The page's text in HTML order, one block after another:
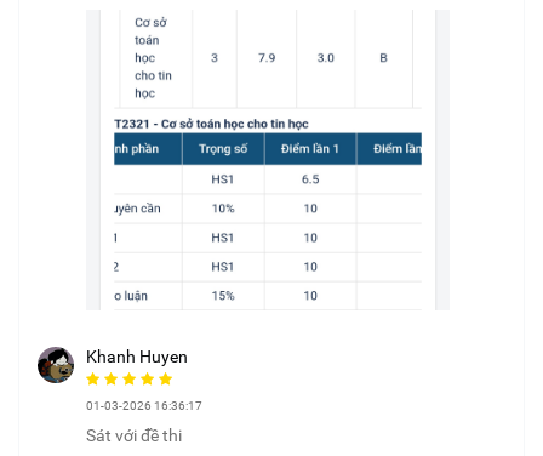
Khanh Huyen
01-03-2026 16:36:17
Sát với đề thi